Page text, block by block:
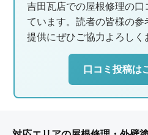
吉田瓦店での屋根修理の口
ています。読者の皆様の
提供にぜひご協力よろしく
口コミ投稿は